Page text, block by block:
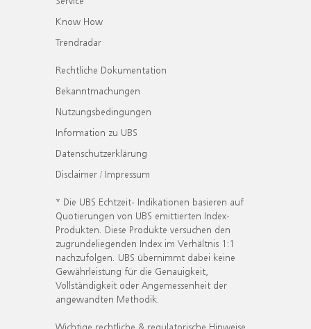
Know How
Trendradar
Rechtliche Dokumentation
Bekanntmachungen
Nutzungsbedingungen
Information zu UBS
Datenschutzerklärung
Disclaimer / Impressum
* Die UBS Echtzeit- Indikationen basieren auf
Quotierungen von UBS emittierten Index-
Produkten. Diese Produkte versuchen den
zugrundeliegenden Index im Verhältnis 1:1
nachzufolgen. UBS übernimmt dabei keine
Gewährleistung für die Genauigkeit,
Vollständigkeit oder Angemessenheit der
angewandten Methodik.